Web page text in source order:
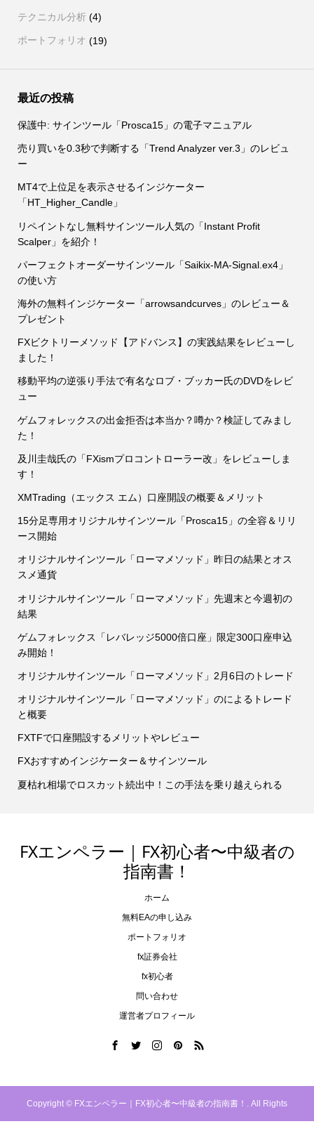
テクニカル分析(4)
ポートフォリオ (19)
最近の投稿
保護中: サインツール「Prosca15」の電子マニュアル
売り買いを0.3秒で判断する「Trend Analyzer ver.3」のレビュ
ー
MT4で上位足を表示させるインジケーター
「HT_Higher_Candle」
リペイントなし無料サインツール人気の「Instant Profit
Scalper」を紹介！
パーフェクトオーダーサインツール「Saikix-MA-Signal.ex4」
の使い方
海外の無料インジケーター「arrowsandcurves」のレビュー＆
プレゼント
FXビクトリーメソッド【アドバンス】の実践結果をレビューし
ました！
移動平均の逆張り手法で有名なロブ・ブッカー氏のDVDをレビ
ュー
ゲムフォレックスの出金拒否は本当か？噂か？検証してみまし
た！
及川圭哉氏の「FXismプロコントローラー改」をレビューしま
す！
XMTrading（エックス エム）口座開設の概要＆メリット
15分足専用オリジナルサインツール「Prosca15」の全容＆リリ
ース開始
オリジナルサインツール「ローマメソッド」昨日の結果とオス
スメ通貨
オリジナルサインツール「ローマメソッド」先週末と今週初の
結果
ゲムフォレックス「レバレッジ5000倍口座」限定300口座申込
み開始！
オリジナルサインツール「ローマメソッド」2月6日のトレード
オリジナルサインツール「ローマメソッド」のによるトレード
と概要
FXTFで口座開設するメリットやレビュー
FXおすすめインジケーター＆サインツール
夏枯れ相場でロスカット続出中！この手法を乗り越えられる
FXエンペラー｜FX初心者〜中級者の
指南書！
ホーム
無料EAの申し込み
ポートフォリオ
fx証券会社
fx初心者
問い合わせ
運営者プロフィール
Copyright © FXエンペラー｜FX初心者〜中級者の指南書！. All Rights